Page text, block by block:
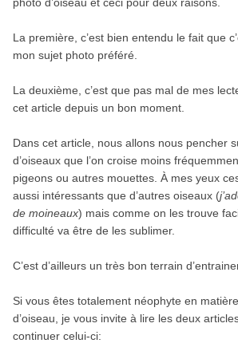
photo d’oiseau et ceci pour deux raisons.
La première, c’est bien entendu le fait que
mon sujet photo préféré.
La deuxième, c’est que pas mal de mes
cet article depuis un bon moment.
Dans cet article, nous allons nous pencher
d’oiseaux que l’on croise moins
pigeons ou autres mouettes. À mes yeux
aussi intéressants que d’autres oiseaux (
de moineaux) mais comme on les trouve
difficulté va être de les sublimer.
C’est d’ailleurs un très bon terrain
Si vous êtes totalement néophyte en
d’oiseau, je vous invite à lire les deux
continuer celui-ci: